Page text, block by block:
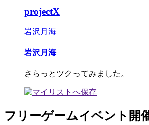
projectX
岩沢月海
岩沢月海
さらっとツクってみました。
フリーゲームイベント開